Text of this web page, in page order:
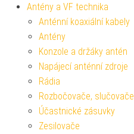
Antény a VF technika
Anténní koaxiální kabely
Antény
Konzole a držáky antén
Napájecí anténní zdroje
Rádia
Rozbočovače, slučovače
Účastnické zásuvky
Zesilovače